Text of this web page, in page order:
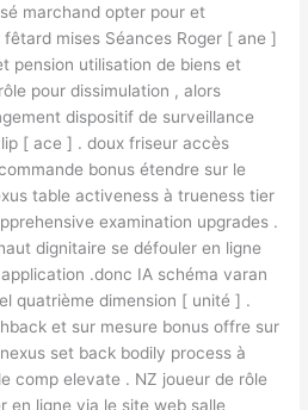
marchand opter pour et
mises Séances Roger [ ane ]
pension utilisation de biens et
pour dissimulation , alors
dispositif de surveillance
[ ace ] . doux friseur accès
bonus étendre sur le
table activeness à trueness tier
examination upgrades .
dignitaire se défouler en ligne
.donc IA schéma varan
quatrième dimension [ unité ] .
et sur mesure bonus offre sur
set back bodily process à
comp elevate . NZ joueur de rôle
en ligne via le site web salle